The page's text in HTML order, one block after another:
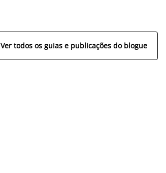
Ver todos os guias e publicações do blogue